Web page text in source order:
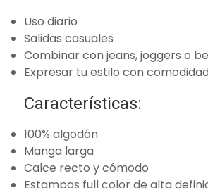
Uso diario
Salidas casuales
Combinar con jeans, joggers o
Expresar tu estilo con comodidad
Características:
100% algodón
Manga larga
Calce recto y cómodo